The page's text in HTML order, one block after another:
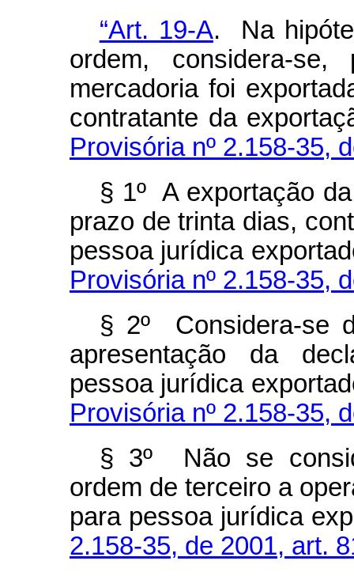
“Art. 19-A. Na
ordem, considera-
mercadoria foi
contratante da
Provisória nº 2.158-35,
§ 1º A exportação
prazo de trinta dias,
pessoa jurídica
Provisória nº 2.158-35,
§ 2º Considera-se
apresentação da
pessoa jurídica
Provisória nº 2.158-35,
§ 3º Não se
ordem de terceiro a
para pessoa jurídica
2.158-35, de 2001, art.